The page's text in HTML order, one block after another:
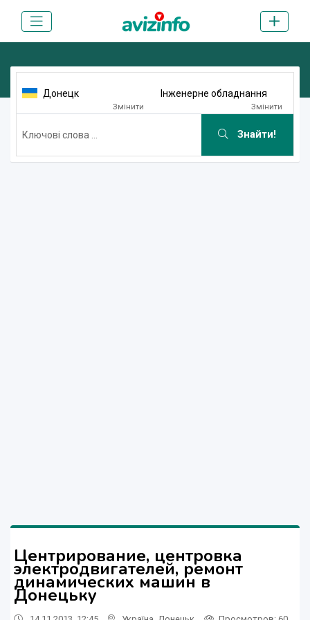
Донецк
Змінити
Інженерне обладнання
Змінити
Знайти!
Центрирование, центровка
электродвигателей, ремонт
динамических машин в
Донецьку